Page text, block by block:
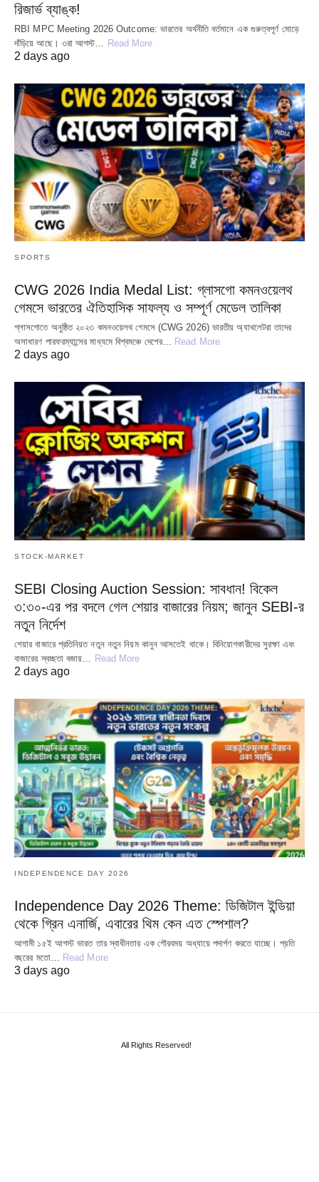
রিজার্ভ ব্যাঙ্ক!
RBI MPC Meeting 2026 Outcome: ভারতের অর্থনীতি বর্তমানে এক গুরুত্বপূর্ণ মোড়ে
দাঁড়িয়ে আছে। ৩রা আগস্ট… Read More
2 days ago
SPORTS
CWG 2026 India Medal List: গ্লাসগো কমনওয়েলথ
গেমসে ভারতের ঐতিহাসিক সাফল্য ও সম্পূর্ণ মেডেল তালিকা
গ্লাসগোতে অনুষ্ঠিত ২০২৩ কমনওয়েলথ গেমসে (CWG 2026) ভারতীয় অ্যাথলেটরা তাদের
অসাধারণ পারফরম্যান্সের মাধ্যমে বিশ্বমঞ্চে দেশের… Read More
2 days ago
STOCK-MARKET
SEBI Closing Auction Session: সাবধান! বিকেল
৩:৩০-এর পর বদলে গেল শেয়ার বাজারের নিয়ম; জানুন SEBI-র
নতুন নির্দেশ
শেয়ার বাজারে প্রতিনিয়ত নতুন নতুন নিয়ম কানুন আসতেই থাকে। বিনিয়োগকারীদের সুরক্ষা এবং
বাজারের স্বচ্ছতা বজায়…
Read More
2 days ago
INDEPENDENCE DAY 2026
Independence Day 2026 Theme: ডিজিটাল ইন্ডিয়া
থেকে গ্রিন এনার্জি, এবারের থিম কেন এত স্পেশাল?
আগামী ১৫ই আগস্ট ভারত তার স্বাধীনতার এক গৌরবময় অধ্যায়ে পদার্পণ করতে যাচ্ছে। প্রতি
বছরের মতো… Read More
3 days ago
All Rights Reserved!